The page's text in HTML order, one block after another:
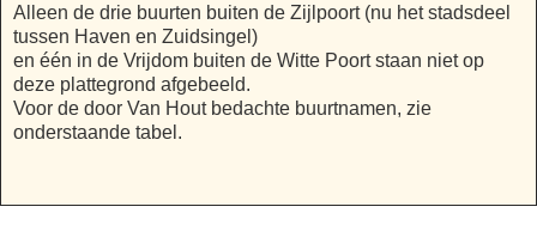
Alleen de drie buurten buiten de Zijlpoort (nu het stadsdeel
tussen Haven en Zuidsingel)
en één in de Vrijdom buiten de Witte Poort staan niet op
deze plattegrond afgebeeld.
Voor de door Van Hout bedachte buurtnamen, zie
onderstaande tabel.